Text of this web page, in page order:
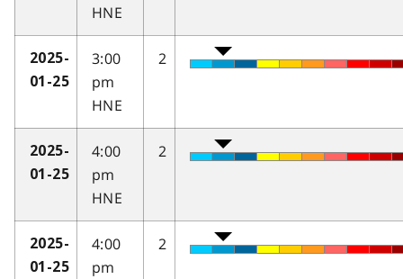
HNE
2025-
01-25
3:00
pm
HNE
2
2025-
01-25
4:00
pm
HNE
2
2025-
01-25
4:00
pm
2